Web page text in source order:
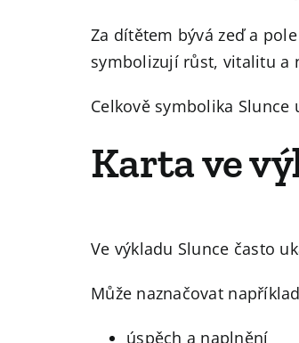
Za dítětem bývá zeď a
symbolizují růst, vitalitu a
Celkově symbolika
Karta ve
Ve výkladu Slunce často
Může naznačovat
úspěch a naplnění